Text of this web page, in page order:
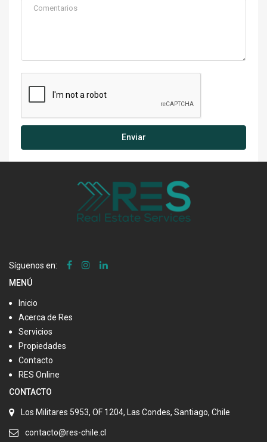
Enviar
Síguenos en:
MENÚ
Inicio
Acerca de Res
Servicios
Propiedades
Contacto
RES Online
CONTACTO
Los Militares 5953, OF 1204, Las Condes, Santiago, Chile
contacto@res-chile.cl